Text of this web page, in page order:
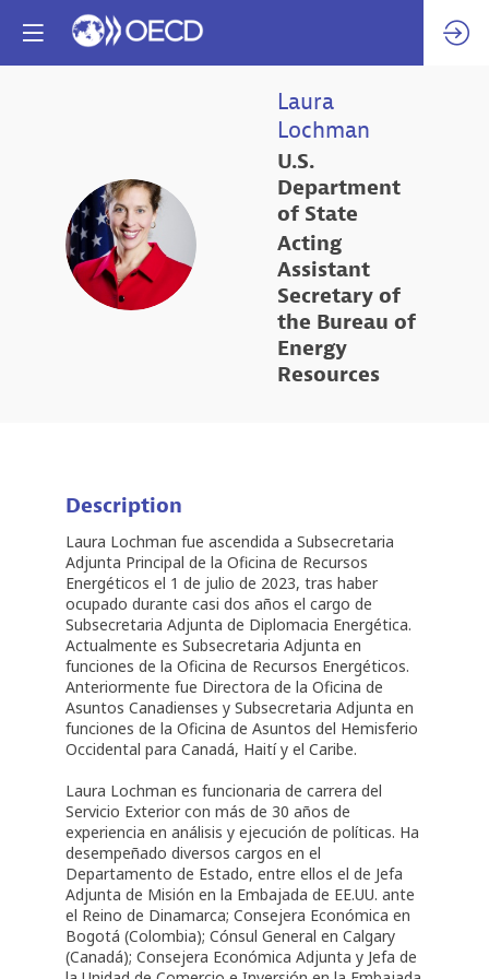
LL
Laura
Lochman
U.S.
Department
of State
Acting
Assistant
Secretary of
the Bureau of
Energy
Resources
Description
Laura Lochman fue ascendida a Subsecretaria
Adjunta Principal de la Oficina de Recursos
Energéticos el 1 de julio de 2023, tras haber
ocupado durante casi dos años el cargo de
Subsecretaria Adjunta de Diplomacia Energética.
Actualmente es Subsecretaria Adjunta en
funciones de la Oficina de Recursos Energéticos.
Anteriormente fue Directora de la Oficina de
Asuntos Canadienses y Subsecretaria Adjunta en
funciones de la Oficina de Asuntos del Hemisferio
Occidental para Canadá, Haití y el Caribe.
Laura Lochman es funcionaria de carrera del
Servicio Exterior con más de 30 años de
experiencia en análisis y ejecución de políticas. Ha
desempeñado diversos cargos en el
Departamento de Estado, entre ellos el de Jefa
Adjunta de Misión en la Embajada de EE.UU. ante
el Reino de Dinamarca; Consejera Económica en
Bogotá (Colombia); Cónsul General en Calgary
(Canadá); Consejera Económica Adjunta y Jefa de